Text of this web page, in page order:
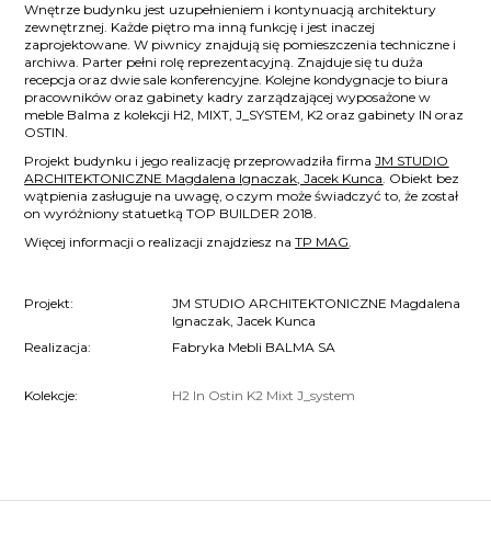
Wnętrze budynku jest uzupełnieniem i kontynuacją architektury
zewnętrznej. Każde piętro ma inną funkcję i jest inaczej
zaprojektowane. W piwnicy znajdują się pomieszczenia techniczne i
archiwa. Parter pełni rolę reprezentacyjną. Znajduje się tu duża
recepcja oraz dwie sale konferencyjne. Kolejne kondygnacje to biura
pracowników oraz gabinety kadry zarządzającej wyposażone w
meble Balma z kolekcji H2, MIXT, J_SYSTEM, K2 oraz gabinety IN oraz
OSTIN.
Projekt budynku i jego realizację przeprowadziła firmaJM STUDIO
ARCHITEKTONICZNE Magdalena Ignaczak, Jacek Kunca. Obiekt bez
wątpienia zasługuje na uwagę, o czym może świadczyć to, że został
on wyróżniony statuetką TOP BUILDER 2018.
Więcej informacji o realizacji znajdziesz naTP MAG.
Projekt:
JM STUDIO ARCHITEKTONICZNE Magdalena
Ignaczak, Jacek Kunca
Realizacja:
Fabryka Mebli BALMA SA
Kolekcje: H2 In Ostin K2 Mixt J_system